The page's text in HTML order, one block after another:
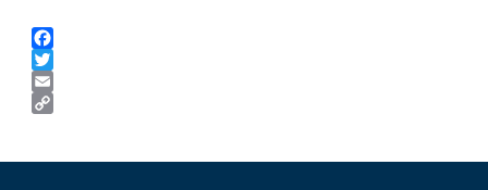
Facebook
Twitter
Email